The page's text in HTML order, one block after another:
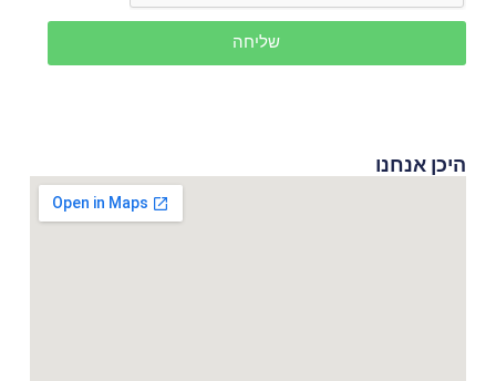
שליחה
היכן אנחנו